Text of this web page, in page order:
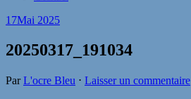
17Mai 2025
20250317_191034
ParL'ocre Bleu ⋅ Laisser un commentaire